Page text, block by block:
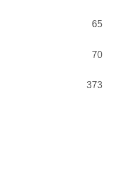
65
70
373